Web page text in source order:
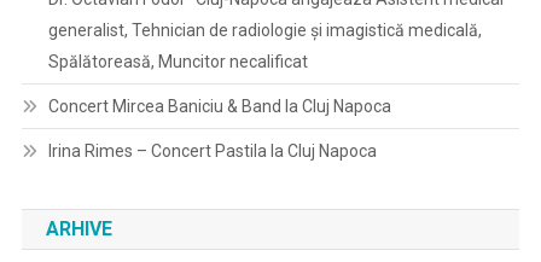
generalist, Tehnician de radiologie și imagistică medicală,
Spălătoreasă, Muncitor necalificat
Concert Mircea Baniciu & Band la Cluj Napoca
Irina Rimes – Concert Pastila la Cluj Napoca
ARHIVE